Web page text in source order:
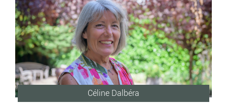
Céline Dalbéra